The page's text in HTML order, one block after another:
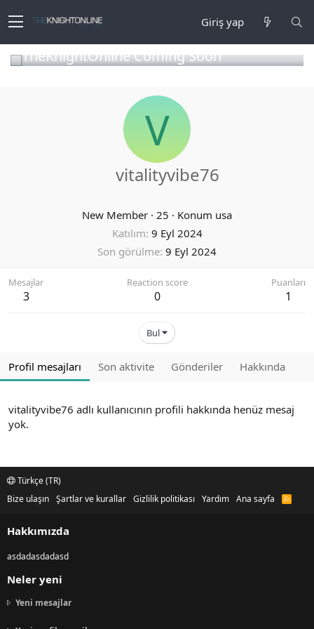
Giriş yap
TheKnightOnline Coming Soon
V
vitalityvibe76
New Member · 25 · Konum usa
Katılım 9 Eyl 2024
Son görülme 9 Eyl 2024
Mesajlar
3
Reaction score
0
Puanları
1
Bul
Profil mesajları Son aktivite Gönderiler Hakkında
vitalityvibe76 adlı kullanıcının profili hakkında henüz mesaj
yok.
Türkçe (TR)
Bize ulaşın Şartlar ve kurallar Gizlilik politikası Yardım Ana sayfa
R
Hakkımızda
asdadasdadasd
Neler yeni
Yeni mesajlar